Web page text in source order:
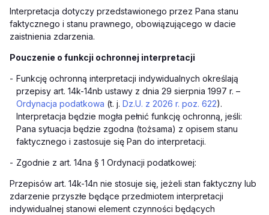
Interpretacja dotyczy przedstawionego przez Pana stanu
faktycznego i stanu prawnego, obowiązującego w dacie
zaistnienia zdarzenia.
Pouczenie o funkcji ochronnej interpretacji
- Funkcję ochronną interpretacji indywidualnych określają
przepisy art. 14k-14nb ustawy z dnia 29 sierpnia 1997 r. –
Ordynacja podatkowa (t. j. Dz.U. z 2026 r. poz. 622).
Interpretacja będzie mogła pełnić funkcję ochronną, jeśli:
Pana sytuacja będzie zgodna (tożsama) z opisem stanu
faktycznego i zastosuje się Pan do interpretacji.
- Zgodnie z art. 14na § 1 Ordynacji podatkowej:
Przepisów art. 14k-14n nie stosuje się, jeżeli stan faktyczny lub
zdarzenie przyszłe będące przedmiotem interpretacji
indywidualnej stanowi element czynności będących